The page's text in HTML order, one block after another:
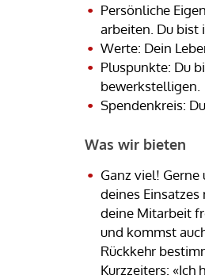
Persönliche
arbeiten. Du
Werte: Dein
Pluspunkte: Du
bewerkstelligen.
Spendenkreis:
Was wir bieten
Ganz viel!
deines
deine Mitarbeit
und kommst
Rückkehr
Kurzzeiters: